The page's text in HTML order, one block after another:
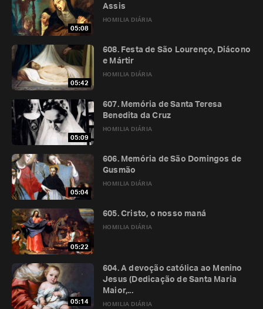
05:08
HOMILIA DIÁRIA
Assis
05:42
HOMILIA DIÁRIA
608. Festa de São Lourenço, Diácono
e Mártir
05:09
HOMILIA DIÁRIA
607. Memória de Santa Teresa
Benedita da Cruz
05:04
HOMILIA DIÁRIA
606. Memória de São Domingos de
Gusmão
05:22
HOMILIA DIÁRIA
605. Cristo, o nosso maná
05:14 HOMILIA DIÁRIA
604. A devoção católica ao Menino
Jesus (Dedicação de Santa Maria
Maior,...